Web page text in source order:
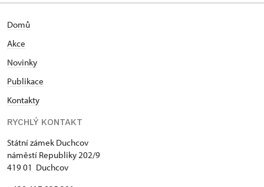
Domů
Akce
Novinky
Publikace
Kontakty
RYCHLÝ KONTAKT
Státní zámek Duchcov
náměstí Republiky 202/9
419 01 Duchcov